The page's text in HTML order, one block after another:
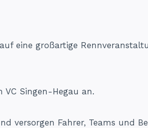
eine großartige
Singen-Hegau an.
versorgen Fahrer, Teams und